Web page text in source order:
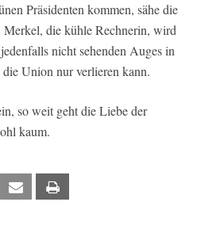
Präsidenten kommen, sähe die
Merkel, die kühle Rechnerin, wird
nicht sehenden Auges in
Union nur verlieren kann.
so weit geht die Liebe der
kaum.
Xing Email